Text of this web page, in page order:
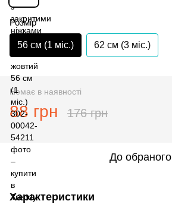
Розмір
56 см (1 мiс.) 62 см (3 мiс.)
Немає в наявності
88 грн 176 грн
До обраного
Характеристики